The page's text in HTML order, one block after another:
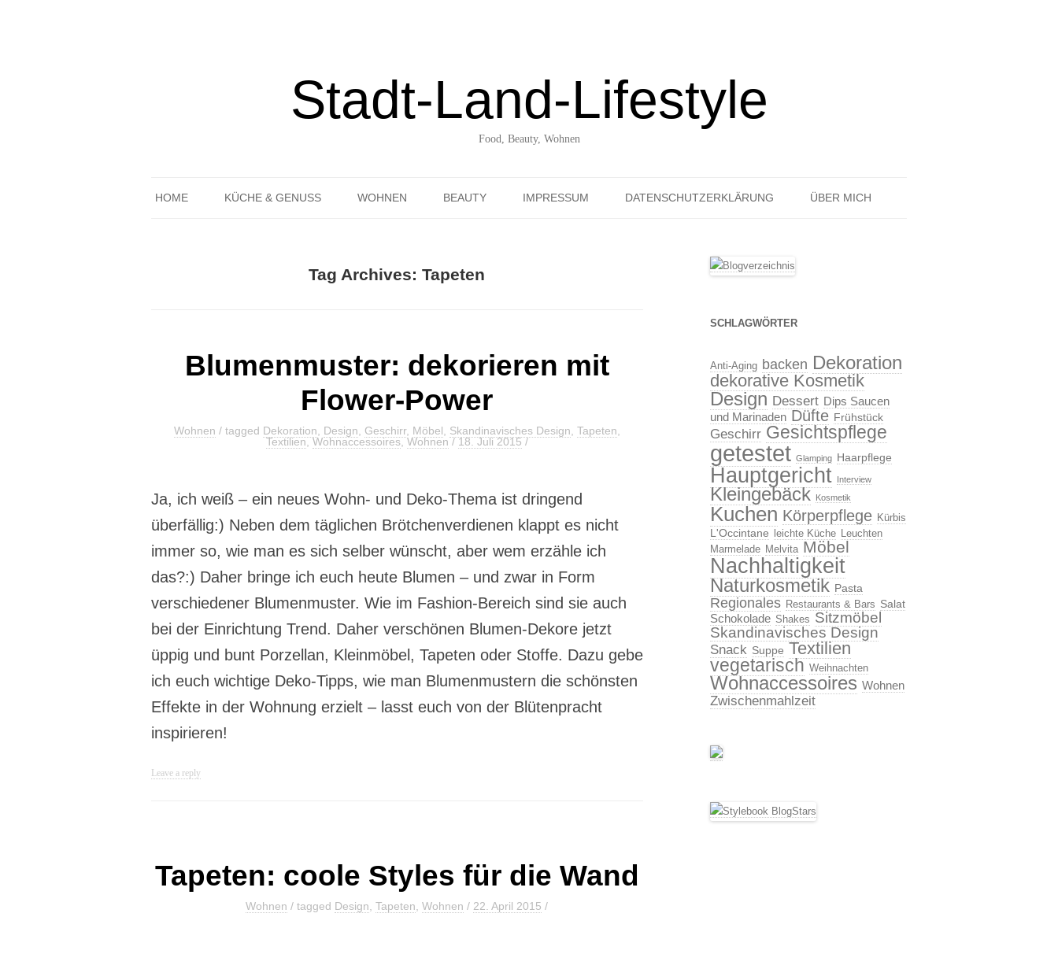
Stadt-Land-Lifestyle
Food, Beauty, Wohnen
HOME KÜCHE & GENUSS WOHNEN BEAUTY IMPRESSUM DATENSCHUTZERKLÄRUNG ÜBER MICH
Tag Archives:Tapeten
Blumenmuster: dekorieren mit
Flower-Power
Wohnen / tagged Dekoration Design Geschirr, Möbel Skandinavisches Design Tapeten
Textilien,Wohnaccessoires,Wohnen/18. Juli 2015/
Ja, ich weiß – ein neues Wohn- und Deko-Thema ist dringend
überfällig:) Neben dem täglichen Brötchenverdienen klappt es nicht
immer so, wie man es sich selber wünscht, aber wem erzähle ich
das?:) Daher bringe ich euch heute Blumen – und zwar in Form
verschiedener Blumenmuster. Wie im Fashion-Bereich sind sie auch
bei der Einrichtung Trend. Daher verschönen Blumen-Dekore jetzt
üppig und bunt Porzellan, Kleinmöbel, Tapeten oder Stoffe. Dazu gebe
ich euch wichtige Deko-Tipps, wie man Blumenmustern die schönsten
Effekte in der Wohnung erzielt – lasst euch von der Blütenpracht
inspirieren!
Leave a reply
Tapeten: coole Styles für die Wand
Wohnen / tagged Design ,Tapeten ,Wohnen / 22. April 2015 /
SCHLAGWÖRTER
Anti-Aging backen Dekoration
dekorative Kosmetik
Design Dessert Dips Saucen
und Marinaden Düfte Frühstück
Geschirr Gesichtspflege
getestet Glamping Haarpflege
Hauptgericht Interview
Kleingebäck Kosmetik
Kuchen Körperpflege Kürbis
L'Occintane leichte Küche Leuchten
Marmelade Melvita Möbel
Nachhaltigkeit
Naturkosmetik Pasta
Regionales Restaurants & Bars Salat
Schokolade Shakes Sitzmöbel
Skandinavisches Design
Snack Suppe Textilien
vegetarisch Weihnachten
Wohnaccessoires Wohnen
Zwischenmahlzeit